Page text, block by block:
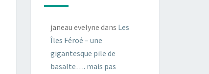
janeau evelyne dans Les
Îles Féroé – une
gigantesque pile de
basalte…. mais pas